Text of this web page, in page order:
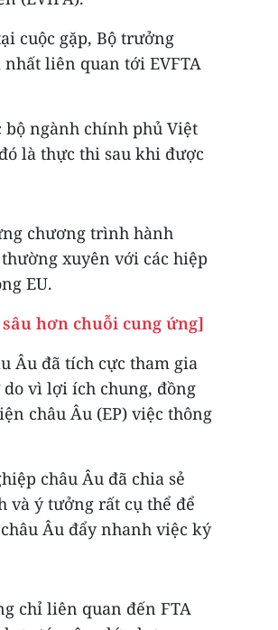
cuộc gặp, Bộ trưởng
liên quan tới EVFTA
bộ ngành chính phủ Việt
là thực thi sau khi được
chương trình hành
xuyên với các hiệp
EU.
hơn chuỗi cung ứng]
Âu đã tích cực tham gia
vì lợi ích chung, đồng
châu Âu (EP) việc thông
châu Âu đã chia sẻ
và ý tưởng rất cụ thể để
Âu đẩy nhanh việc ký
chỉ liên quan đến FTA